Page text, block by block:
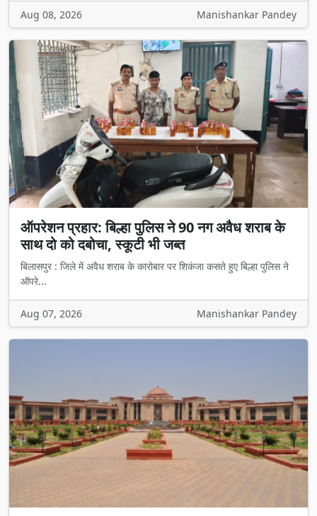
Aug 08, 2026 Manishankar Pandey
ऑपरेशन प्रहार: बिल्हा पुलिस ने 90 नग अवैध शराब के
साथ दो को दबोचा, स्कूटी भी जब्त
बिलासपुर : जिले में अवैध शराब के कारोबार पर शिकंजा कसते हुए बिल्हा पुलिस ने
ऑपरे...
Aug 07, 2026 Manishankar Pandey